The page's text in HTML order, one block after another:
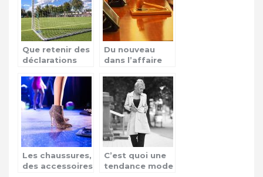
Que retenir des
déclarations
Mbappé aux
trophées UNFP
?
Du nouveau
dans l’affaire
lambert!
Les chaussures,
des accessoires
C’est quoi une
tendance mode